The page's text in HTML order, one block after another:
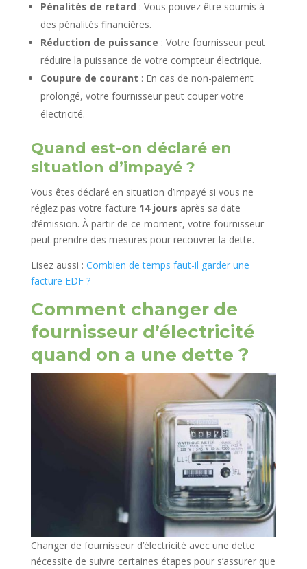
Pénalités de retard : Vous pouvez être soumis à
des pénalités financières.
Réduction de puissance : Votre fournisseur peut
réduire la puissance de votre compteur électrique.
Coupure de courant : En cas de non-paiement
prolongé, votre fournisseur peut couper votre
électricité.
Quand est-on déclaré en
situation d’impayé ?
Vous êtes déclaré en situation d’impayé si vous ne
réglez pas votre facture 14 jours après sa date
d’émission. À partir de ce moment, votre fournisseur
peut prendre des mesures pour recouvrer la dette.
Lisez aussi : Combien de temps faut-il garder une
facture EDF ?
Comment changer de
fournisseur d’électricité
quand on a une dette ?
Changer de fournisseur d’électricité avec une dette
nécessite de suivre certaines étapes pour s’assurer que